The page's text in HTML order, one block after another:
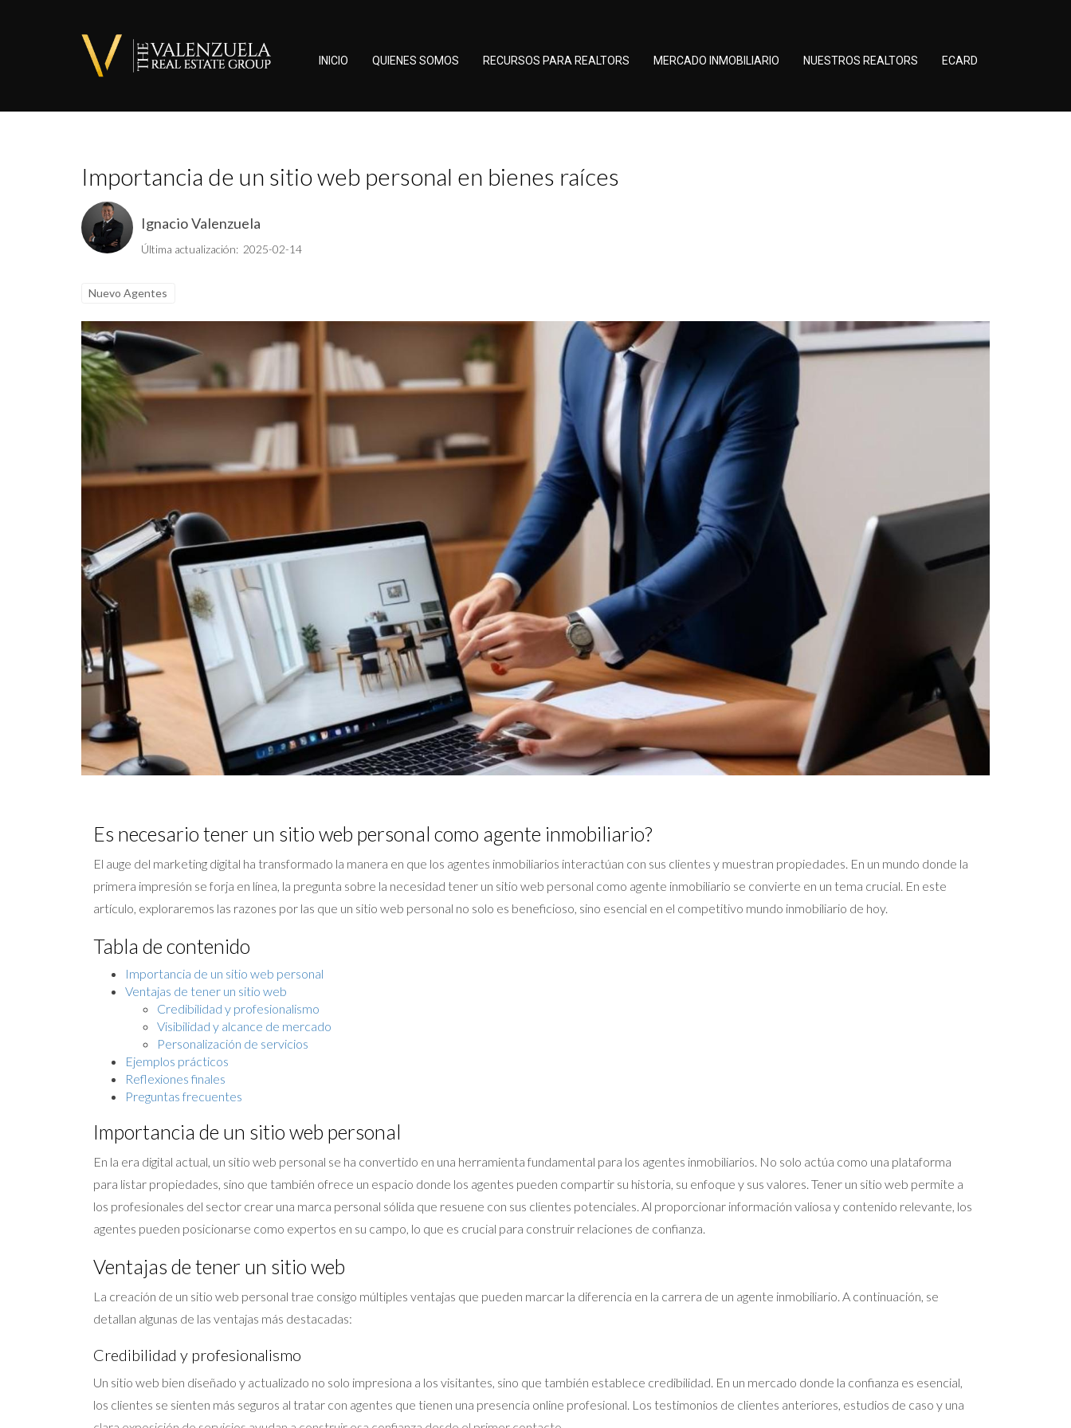
INICIO QUIENES SOMOS RECURSOS PARA REALTORS MERCADO INMOBILIARIO NUESTROS REALTORS ECARD
Importancia de un sitio web personal en bienes raíces
Ignacio Valenzuela
Última actualización: 2025-02-14
Nuevo Agentes
Es necesario tener un sitio web personal como agente inmobiliario?
El auge del marketing digital ha transformado la manera en que los agentes inmobiliarios interactúan con sus clientes y muestran propiedades. En un mundo donde la
primera impresión se forja en línea, la pregunta sobre la necesidad tener un sitio web personal como agente inmobiliario se convierte en un tema crucial. En este
artículo, exploraremos las razones por las que un sitio web personal no solo es beneficioso, sino esencial en el competitivo mundo inmobiliario de hoy.
Tabla de contenido
Importancia de un sitio web personal
Ventajas de tener un sitio web
Credibilidad y profesionalismo
Visibilidad y alcance de mercado
Personalización de servicios
Ejemplos prácticos
Reflexiones finales
Preguntas frecuentes
Importancia de un sitio web personal
En la era digital actual, un sitio web personal se ha convertido en una herramienta fundamental para los agentes inmobiliarios. No solo actúa como una plataforma
para listar propiedades, sino que también ofrece un espacio donde los agentes pueden compartir su historia, su enfoque y sus valores. Tener un sitio web permite a
los profesionales del sector crear una marca personal sólida que resuene con sus clientes potenciales. Al proporcionar información valiosa y contenido relevante, los
agentes pueden posicionarse como expertos en su campo, lo que es crucial para construir relaciones de confianza.
Ventajas de tener un sitio web
La creación de un sitio web personal trae consigo múltiples ventajas que pueden marcar la diferencia en la carrera de un agente inmobiliario. A continuación, se
detallan algunas de las ventajas más destacadas:
Credibilidad y profesionalismo
Un sitio web bien diseñado y actualizado no solo impresiona a los visitantes, sino que también establece credibilidad. En un mercado donde la confianza es esencial,
los clientes se sienten más seguros al tratar con agentes que tienen una presencia online profesional. Los testimonios de clientes anteriores, estudios de caso y una